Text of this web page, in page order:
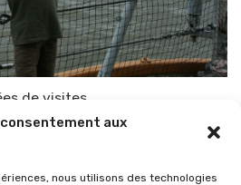
aux
nous utilisons des technologies
de visites
2014